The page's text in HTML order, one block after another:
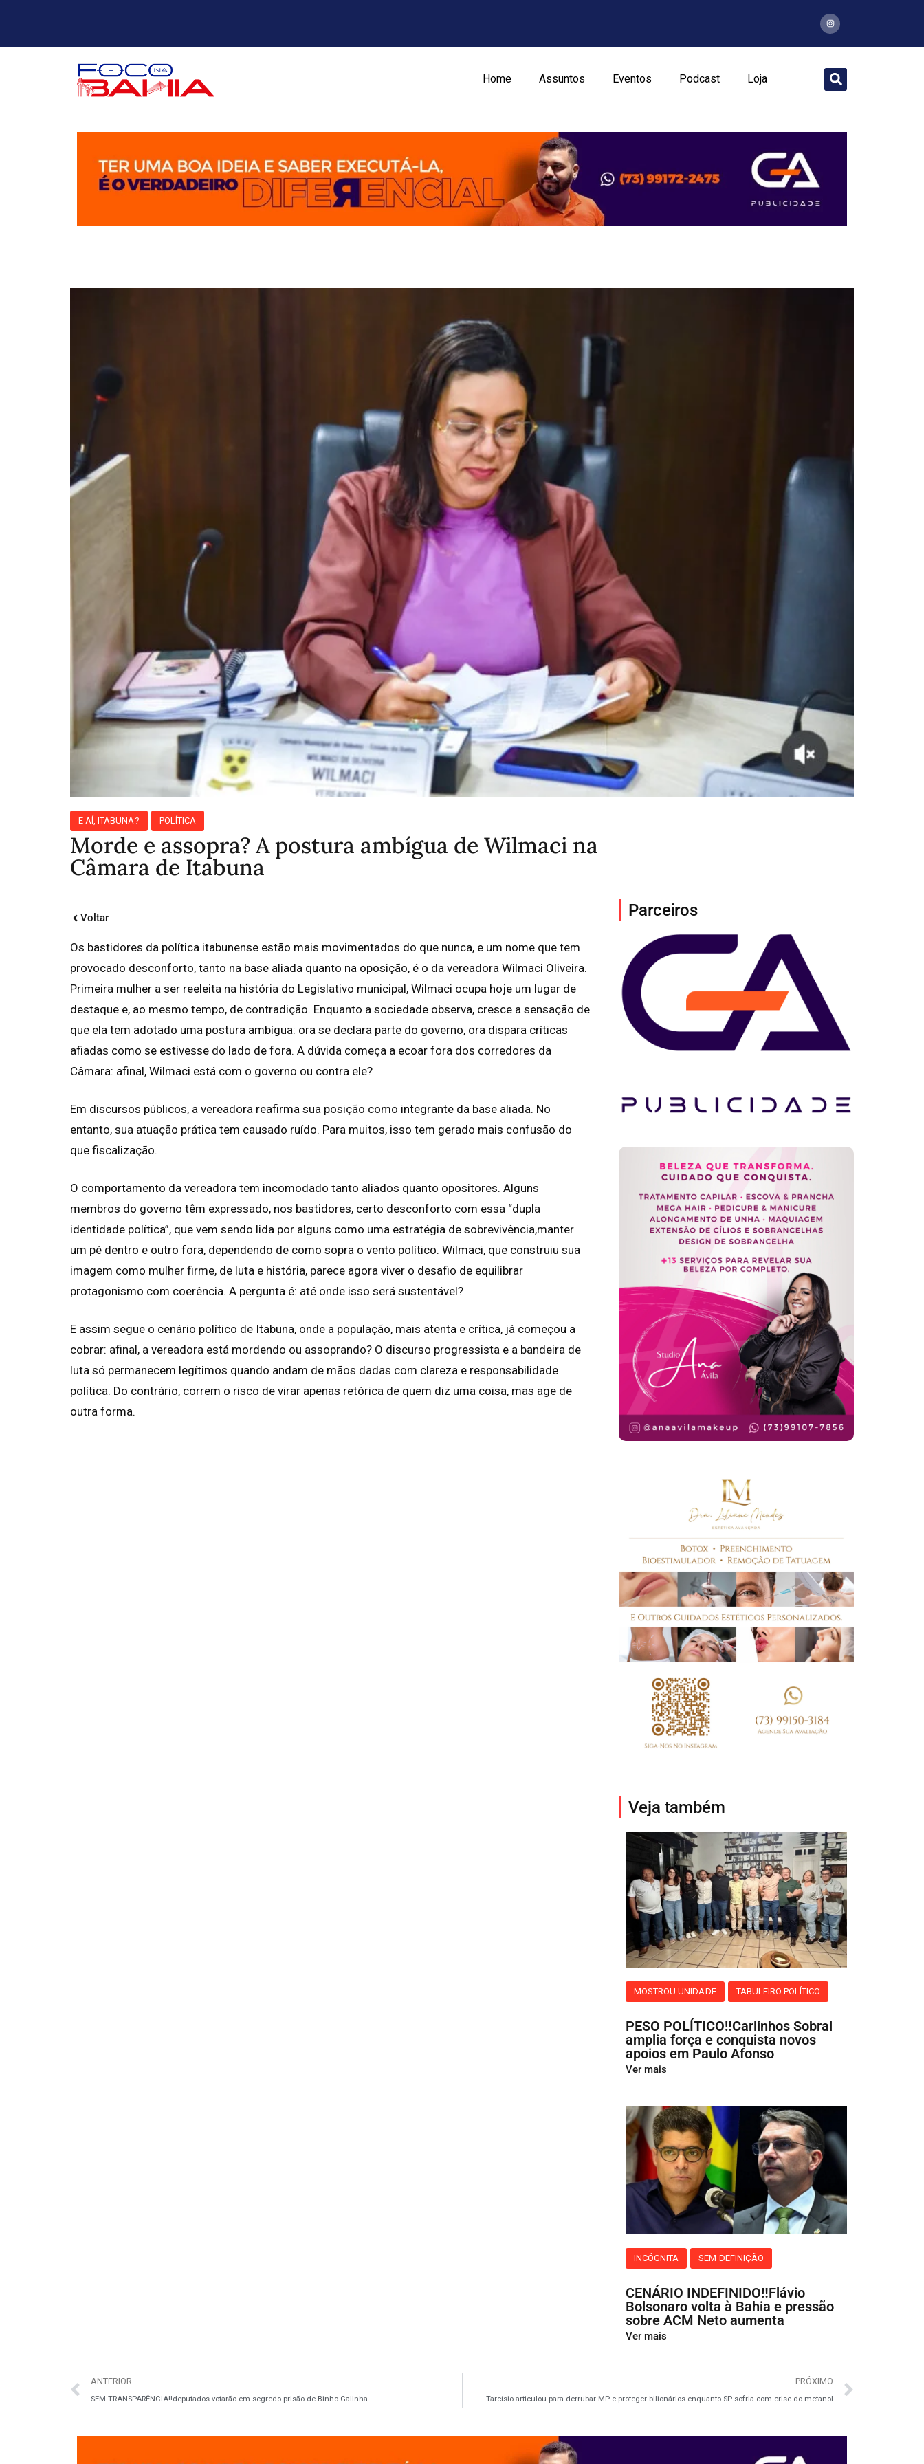
Home Assuntos Eventos Podcast Loja
E AÍ, ITABUNA? POLÍTICA
Morde e assopra? A postura ambígua de Wilmaci na
Câmara de Itabuna
Voltar
Os bastidores da política itabunense estão mais movimentados do que nunca, e um nome que tem
provocado desconforto, tanto na base aliada quanto na oposição, é o da vereadora Wilmaci Oliveira.
Primeira mulher a ser reeleita na história do Legislativo municipal, Wilmaci ocupa hoje um lugar de
destaque e, ao mesmo tempo, de contradição. Enquanto a sociedade observa, cresce a sensação de
que ela tem adotado uma postura ambígua: ora se declara parte do governo, ora dispara críticas
afiadas como se estivesse do lado de fora. A dúvida começa a ecoar fora dos corredores da
Câmara: afinal, Wilmaci está com o governo ou contra ele?
Em discursos públicos, a vereadora reafirma sua posição como integrante da base aliada. No
entanto, sua atuação prática tem causado ruído. Para muitos, isso tem gerado mais confusão do
que fiscalização.
O comportamento da vereadora tem incomodado tanto aliados quanto opositores. Alguns
membros do governo têm expressado, nos bastidores, certo desconforto com essa “dupla
identidade política”, que vem sendo lida por alguns como uma estratégia de sobrevivência,manter
um pé dentro e outro fora, dependendo de como sopra o vento político. Wilmaci, que construiu sua
imagem como mulher firme, de luta e história, parece agora viver o desafio de equilibrar
protagonismo com coerência. A pergunta é: até onde isso será sustentável?
E assim segue o cenário político de Itabuna, onde a população, mais atenta e crítica, já começou a
cobrar: afinal, a vereadora está mordendo ou assoprando? O discurso progressista e a bandeira de
luta só permanecem legítimos quando andam de mãos dadas com clareza e responsabilidade
política. Do contrário, correm o risco de virar apenas retórica de quem diz uma coisa, mas age de
outra forma.
Parceiros
Veja também
MOSTROU UNIDADE TABULEIRO POLÍTICO
PESO POLÍTICO‼️Carlinhos Sobral
amplia força e conquista novos
apoios em Paulo Afonso
Ver mais
INCÓGNITA SEM DEFINIÇÃO
CENÁRIO INDEFINIDO‼️Flávio
Bolsonaro volta à Bahia e pressão
sobre ACM Neto aumenta
Ver mais
ANTERIOR
SEM TRANSPARÊNCIA‼️deputados votarão em segredo prisão de Binho Galinha
PRÓXIMO
Tarcísio articulou para derrubar MP e proteger bilionários enquanto SP sofria com crise do metanol